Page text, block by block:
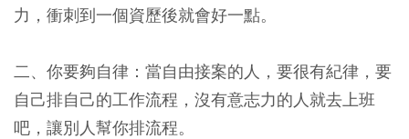
力，衝刺到一個資歷後就會好一點。
二、你要夠自律：當自由接案的人，要很有紀律，要
自己排自己的工作流程，沒有意志力的人就去上班
吧，讓別人幫你排流程。